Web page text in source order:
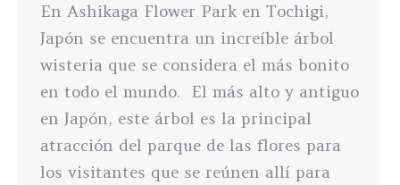
En Ashikaga Flower Park en Tochigi,
Japón se encuentra un increíble árbol
wisteria que se considera el más bonito
en todo el mundo. El más alto y antiguo
en Japón, este árbol es la principal
atracción del parque de las flores para
los visitantes que se reúnen allí para